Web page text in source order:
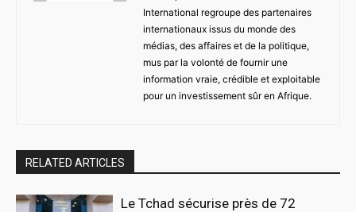
International regroupe des partenaires
internationaux issus du monde des
médias, des affaires et de la politique,
mus par la volonté de fournir une
information vraie, crédible et exploitable
pour un investissement sûr en Afrique.
RELATED ARTICLES
Le Tchad sécurise près de 72